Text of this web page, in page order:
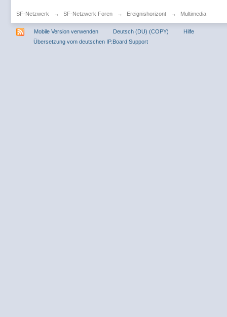
SF-Netzwerk → SF-Netzwerk Foren → Ereignishorizont → Multimedia
Mobile Version verwenden Deutsch (DU) (COPY)
Hilfe
Übersetzung vom deutschen IP.Board Support